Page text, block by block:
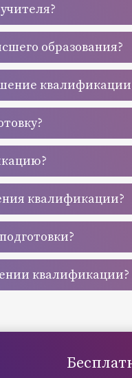
образования?
квалификации?
квалификации?